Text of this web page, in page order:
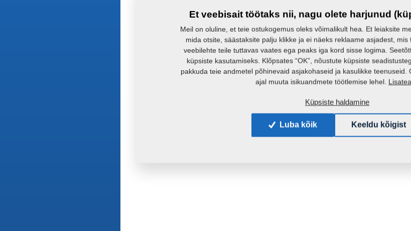
Et veebisait töötaks nii, nagu olete harjunud
Meil on oluline, et teie ostukogemus oleks võimalikult hea. Et leiaksite
mida otsite, säästaksite palju klikke ja ei näeks reklaame asjadest, mis
veebilehte teile tuttavas vaates ega peaks iga kord sisse logima.
küpsiste kasutamiseks. Klõpsates “OK”, nõustute küpsiste
pakkuda teie andmetel põhinevaid asjakohaseid ja kasulikke teenuseid.
ajal muuta isikuandmete töötlemise lehel.
Küpsiste haldamine
Luba kõik Keeldu kõigist